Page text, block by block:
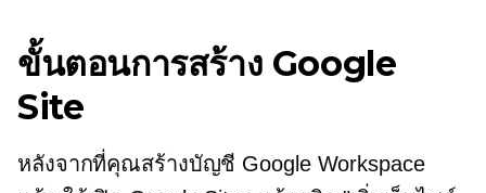
ขั้นตอนการสร้าง Google
Site
หลังจากที่คุณสร้างบัญชี Google Workspace